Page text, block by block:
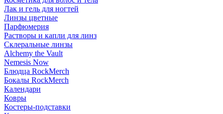
Лак и гель для ногтей
Линзы цветные
Парфюмерия
Растворы и капли для линз
Склеральные линзы
Alchemy the Vault
Nemesis Now
Блюдца RockMerch
Бокалы RockMerch
Календари
Ковры
Костеры-подставки